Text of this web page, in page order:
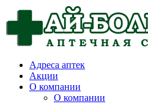
Адреса аптек
Акции
О компании
О компании